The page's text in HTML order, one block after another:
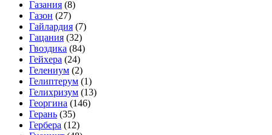
Газания (8)
Газон (27)
Гайлардия (7)
Гацания (32)
Гвоздика (84)
Гейхера (24)
Гелениум (2)
Гелиптерум (1)
Гелихризум (13)
Георгина (146)
Герань (35)
Гербера (12)